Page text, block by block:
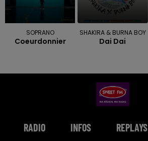
SOPRANO
Coeurdonnier
SHAKIRA & BURNA BOY
Dai Dai
RADIO INFOS REPLAYS